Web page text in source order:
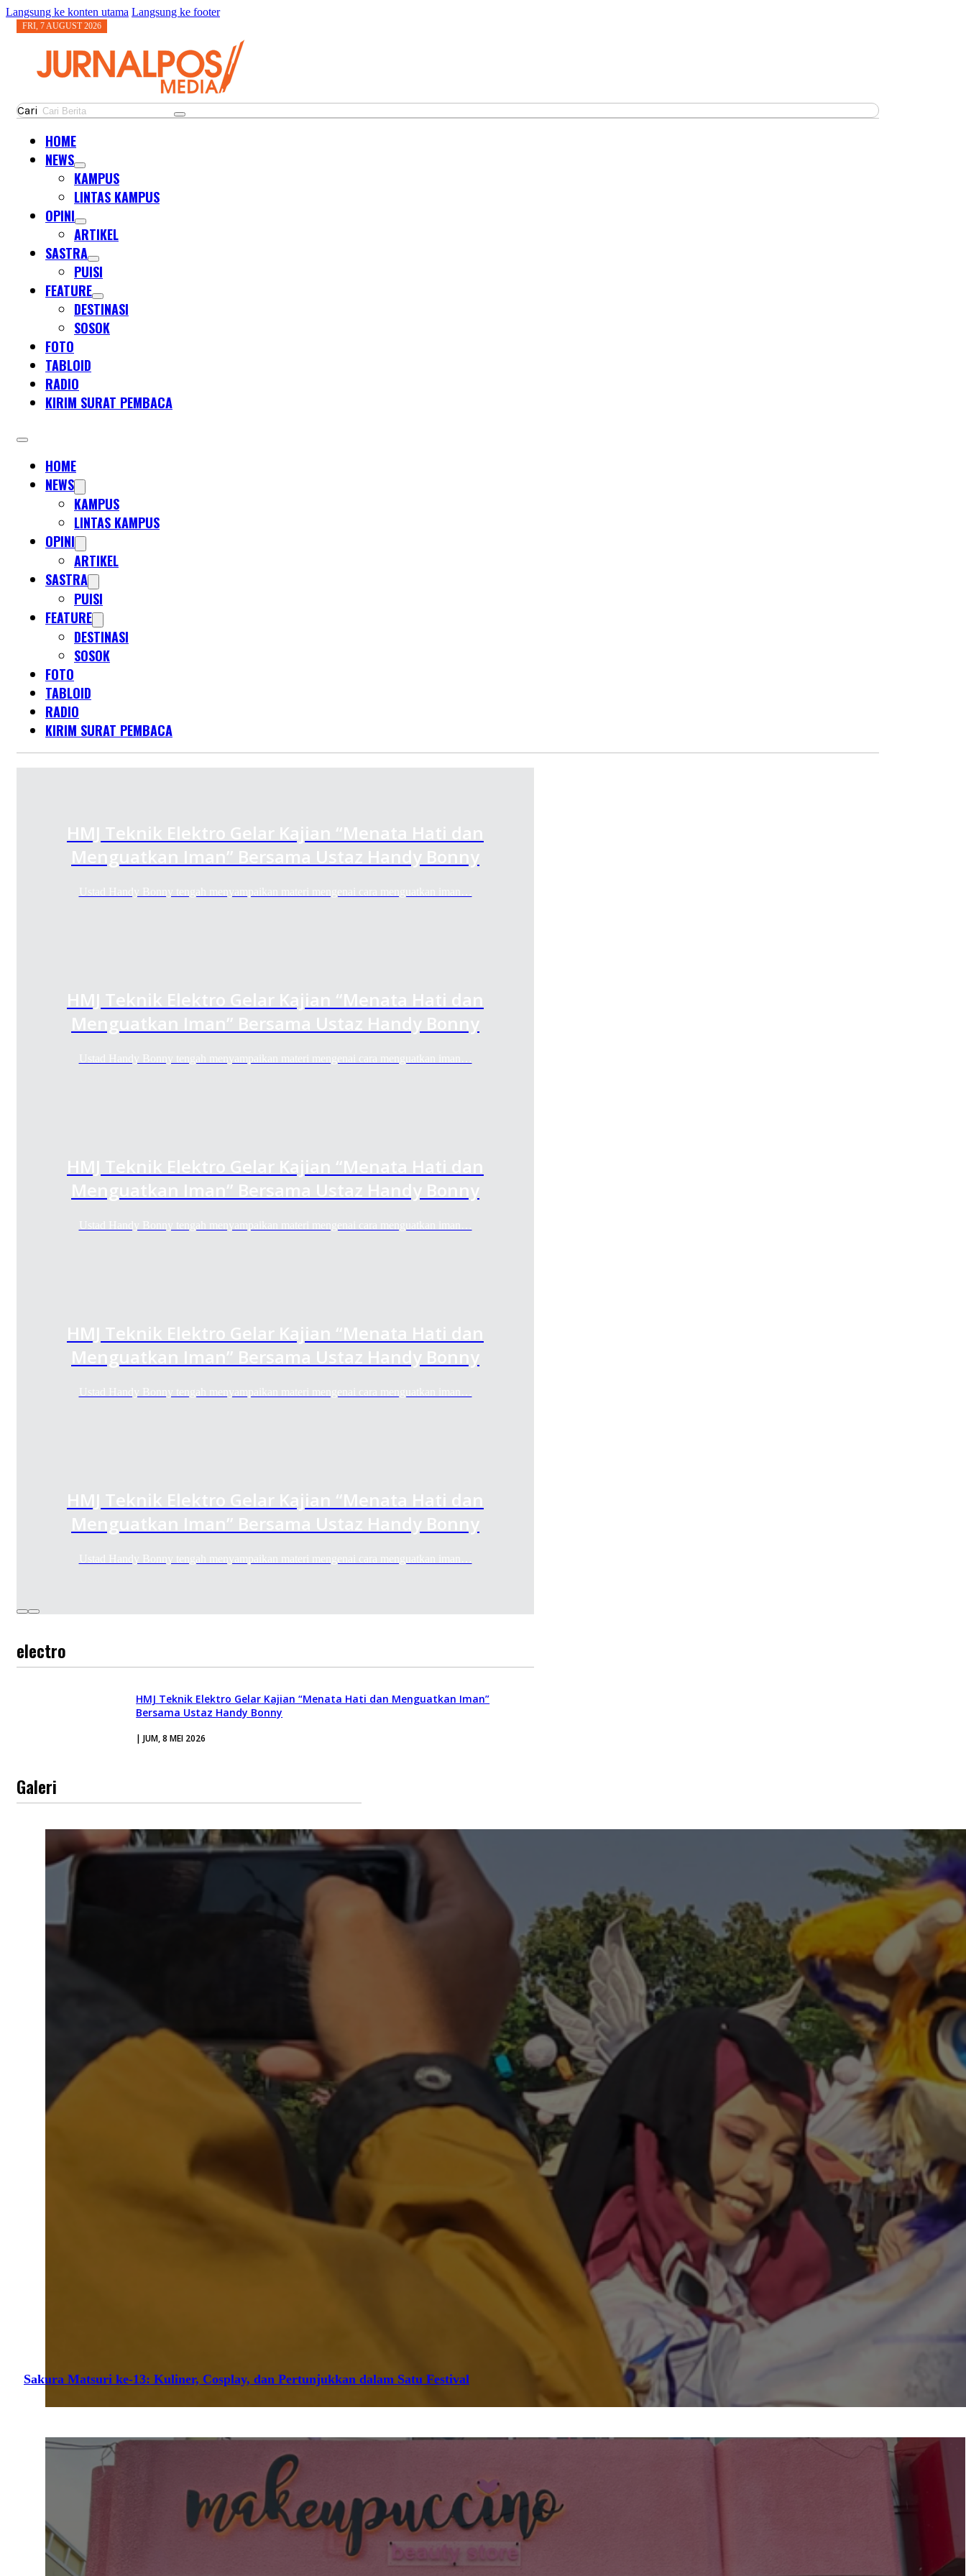
Langsung ke konten utama Langsung ke footer
FRI, 7 AUGUST 2026
Cari
HOME
NEWS
KAMPUS
LINTAS KAMPUS
OPINI
ARTIKEL
SASTRA
PUISI
FEATURE
DESTINASI
SOSOK
FOTO
TABLOID
RADIO
KIRIM SURAT PEMBACA
HOME
NEWS
KAMPUS
LINTAS KAMPUS
OPINI
ARTIKEL
SASTRA
PUISI
FEATURE
DESTINASI
SOSOK
FOTO
TABLOID
RADIO
KIRIM SURAT PEMBACA
HMJ Teknik Elektro Gelar Kajian “Menata Hati dan
Menguatkan Iman” Bersama Ustaz Handy Bonny
Ustad Handy Bonny tengah menyampaikan materi mengenai cara menguatkan iman…
HMJ Teknik Elektro Gelar Kajian “Menata Hati dan
Menguatkan Iman” Bersama Ustaz Handy Bonny
Ustad Handy Bonny tengah menyampaikan materi mengenai cara menguatkan iman…
HMJ Teknik Elektro Gelar Kajian “Menata Hati dan
Menguatkan Iman” Bersama Ustaz Handy Bonny
Ustad Handy Bonny tengah menyampaikan materi mengenai cara menguatkan iman…
HMJ Teknik Elektro Gelar Kajian “Menata Hati dan
Menguatkan Iman” Bersama Ustaz Handy Bonny
Ustad Handy Bonny tengah menyampaikan materi mengenai cara menguatkan iman…
HMJ Teknik Elektro Gelar Kajian “Menata Hati dan
Menguatkan Iman” Bersama Ustaz Handy Bonny
Ustad Handy Bonny tengah menyampaikan materi mengenai cara menguatkan iman…
electro
HMJ Teknik Elektro Gelar Kajian “Menata Hati dan Menguatkan Iman”
Bersama Ustaz Handy Bonny
| JUM, 8 MEI 2026
Galeri
Sakura Matsuri ke-13: Kuliner, Cosplay, dan Pertunjukkan dalam Satu Festival